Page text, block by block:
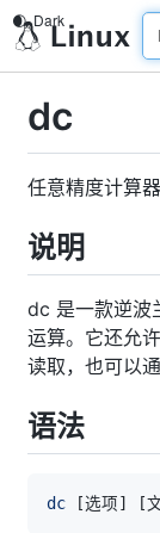
dc
任意精度计算器
说明
dc 是一款逆波
运算。它还允
读取，也可以
语法
dc [选项] [